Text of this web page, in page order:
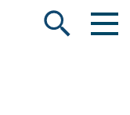
Suche öffnen